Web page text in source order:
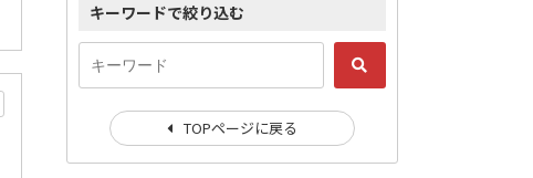
キーワードで絞り込む
TOPページに戻る